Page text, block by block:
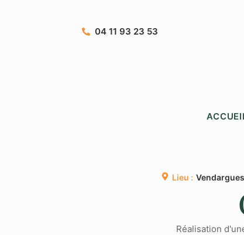
04 11 93 23 53
Lieu : Vendargues
Réalisation